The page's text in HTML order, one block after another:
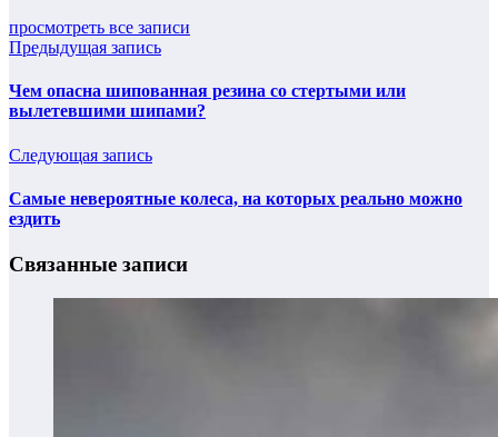
просмотреть все записи
Предыдущая запись
Чем опасна шипованная резина со стертыми или
вылетевшими шипами?
Следующая запись
Самые невероятные колеса, на которых реально можно
ездить
Связанные записи